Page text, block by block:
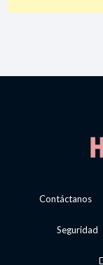
Contáctanos
Seguridad